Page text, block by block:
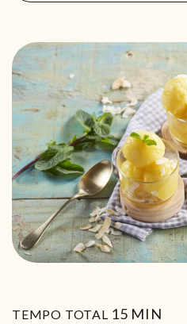
TEMPO TOTAL 15MIN
MIN